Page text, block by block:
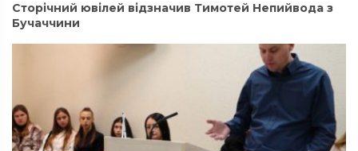
Сторічний ювілей відзначив Тимотей Непийвода з
Бучаччини